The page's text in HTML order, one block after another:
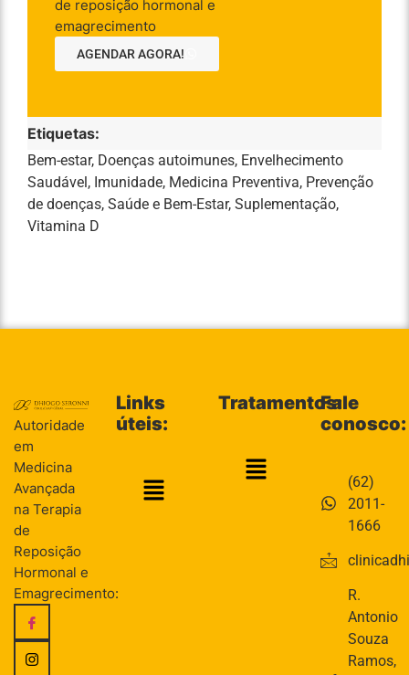
de reposição hormonal e
emagrecimento
AGENDAR AGORA!
Etiquetas:
Bem-estar, Doenças autoimunes, Envelhecimento
Saudável , Imunidade, Medicina Preventiva, Prevenção
de doenças, Saúde e Bem-Estar, Suplementação,
Vitamina D
Autoridade
em
Medicina
Avançada
na Terapia
de
Reposição
Hormonal e
Emagrecimento:
Links
úteis:
Tratamentos:Fale
conosco:
(62)
2011-
1666
R.
Antonio
Souza
Ramos,